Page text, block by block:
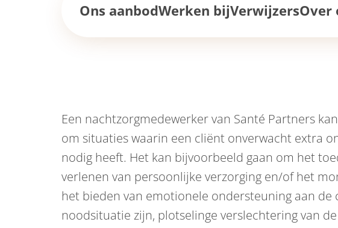
Ons aanbodWerken bijVerwijzersOver
Een nachtzorgmedewerker van Santé Partners
om situaties waarin een cliënt onverwacht extra
nodig heeft. Het kan bijvoorbeeld gaan om het
verlenen van persoonlijke verzorging en/of het
het bieden van emotionele ondersteuning aan de
noodsituatie zijn, plotselinge verslechtering van